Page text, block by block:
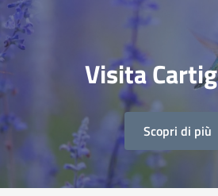
Visita
Scopri di più